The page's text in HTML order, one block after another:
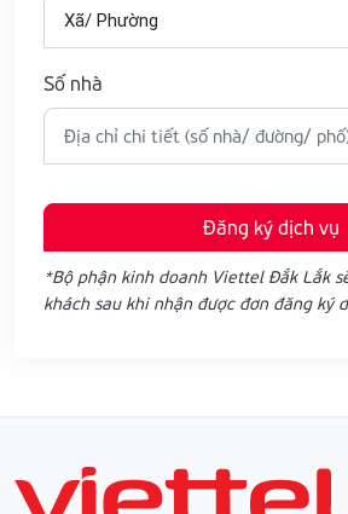
Số nhà
*Bộ phận kinh doanh Viettel Đắk Lắk
khách sau khi nhận được đơn đăng ký
Đăng ký dịch vụ